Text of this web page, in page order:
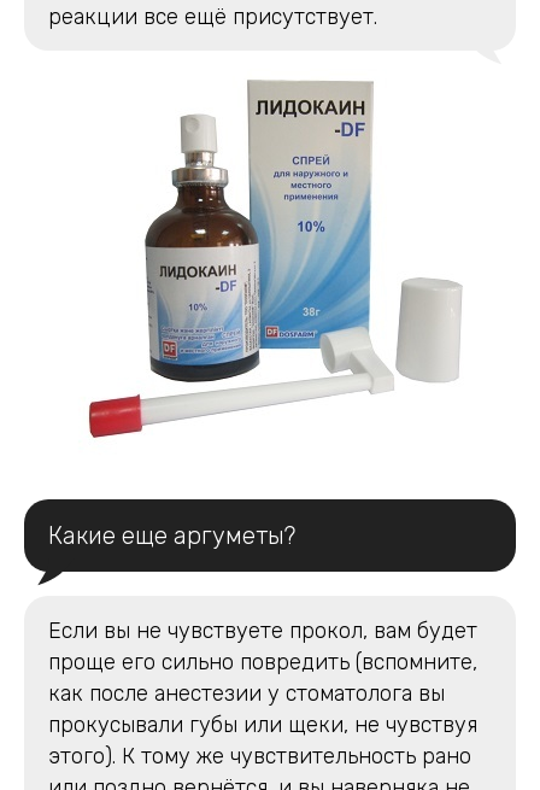
реакции все ещё присутствует.
Какие еще аргуметы?
Если вы не чувствуете прокол, вам будет
проще его сильно повредить (вспомните,
как после анестезии у стоматолога вы
прокусывали губы или щеки, не чувствуя
этого). К тому же чувствительность рано